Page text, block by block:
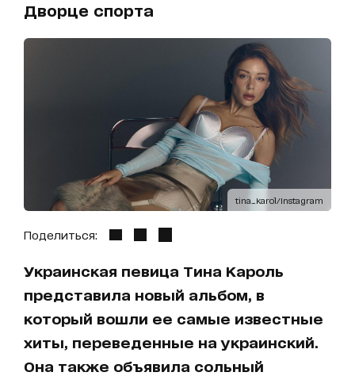
Дворце спорта
tina_karol/Instagram
Поделиться:
Украинская певица Тина Кароль
представила новый альбом, в
который вошли ее самые известные
хиты, переведенные на украинский.
Она также объявила сольный